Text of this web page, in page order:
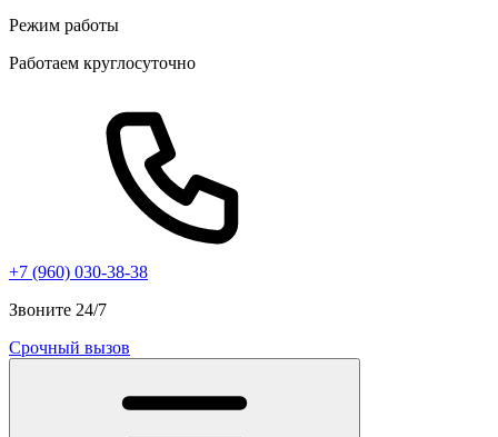
Режим работы
Работаем круглосуточно
+7 (960) 030-38-38
Звоните 24/7
Срочный вызов